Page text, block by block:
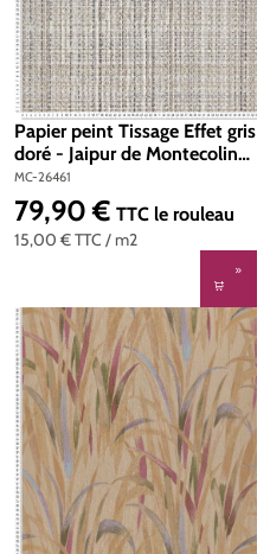
Papier peint Tissage Effet gris
doré - Jaipur de Montecolino
| Réf. MC-26461
MC-26461
15,00 €TTC / m2
Prix régulier :
79,90 € TTC le rouleau